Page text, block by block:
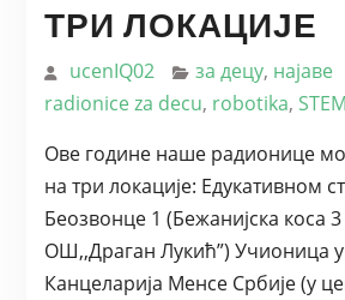
ТРИ ЛОКАЦИЈЕ
ucenIQ02 за децу, најаве
radionice za decu, robotika, STEM
Ове године наше радионице
на три локације: Едукативном
Беозвонце 1 (Бежанијска коса
ОШ,,Драган Лукић”) Учионица
Канцеларија Менсе Србије (у